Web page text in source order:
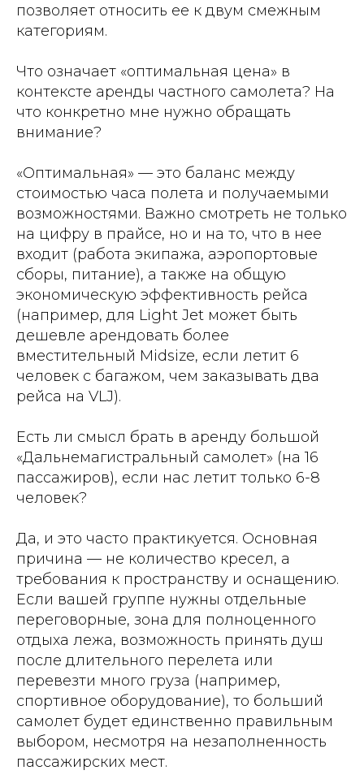
позволяет относить ее к двум смежным
категориям.
Что означает «оптимальная цена» в
контексте аренды частного самолета? На
что конкретно мне нужно обращать
внимание?
«Оптимальная» — это баланс между
стоимостью часа полета и получаемыми
возможностями. Важно смотреть не только
на цифру в прайсе, но и на то, что в нее
входит (работа экипажа, аэропортовые
сборы, питание), а также на общую
экономическую эффективность рейса
(например, для Light Jet может быть
дешевле арендовать более
вместительный Midsize, если летит 6
человек с багажом, чем заказывать два
рейса на VLJ).
Есть ли смысл брать в аренду большой
«Дальнемагистральный самолет» (на 16
пассажиров), если нас летит только 6-8
человек?
Да, и это часто практикуется. Основная
причина — не количество кресел, а
требования к пространству и оснащению.
Если вашей группе нужны отдельные
переговорные, зона для полноценного
отдыха лежа, возможность принять душ
после длительного перелета или
перевезти много груза (например,
спортивное оборудование), то больший
самолет будет единственно правильным
выбором, несмотря на незаполненность
пассажирских мест.